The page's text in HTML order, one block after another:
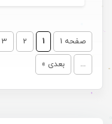
صفحه 1 1
2
3
... بعدی »